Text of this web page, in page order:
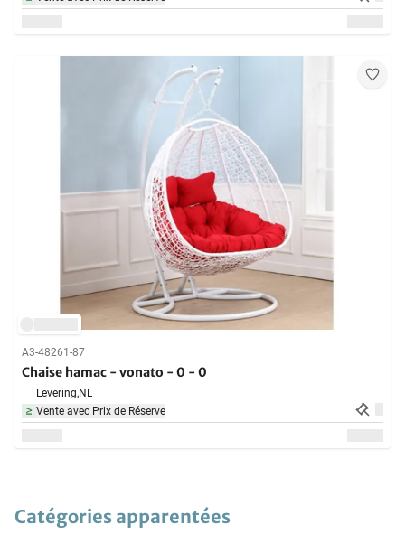
A3-48261-87
Chaise hamac - vonato - 0 - 0
Levering,NL
Vente avec Prix de Réserve
Catégories apparentées